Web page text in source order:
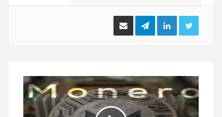
توییتر لینکدینتلگرام اشتراک
گذاری
ایمیل